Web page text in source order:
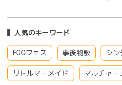
人気のキーワード
FGOフェス 事後物販 シン
リトルマーメイド マルチャー